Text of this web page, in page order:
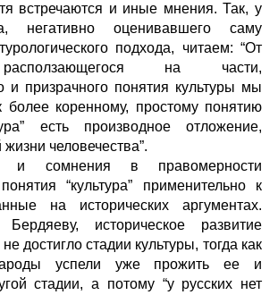
встречаются и иные мнения. Так, у
оценивавшего саму
подхода, читаем: “От
на части,
и призрачного поня­тия культуры мы
более коренному, простому понятию
есть производное отложение,
человечества”.
и сомнения в правомерности
“культура” применительно к
на историче­ских аргументах.
историческое развитие
достигло стадии культуры, тогда как
успели уже прожить ее и
стадии, а потому “у русских нет